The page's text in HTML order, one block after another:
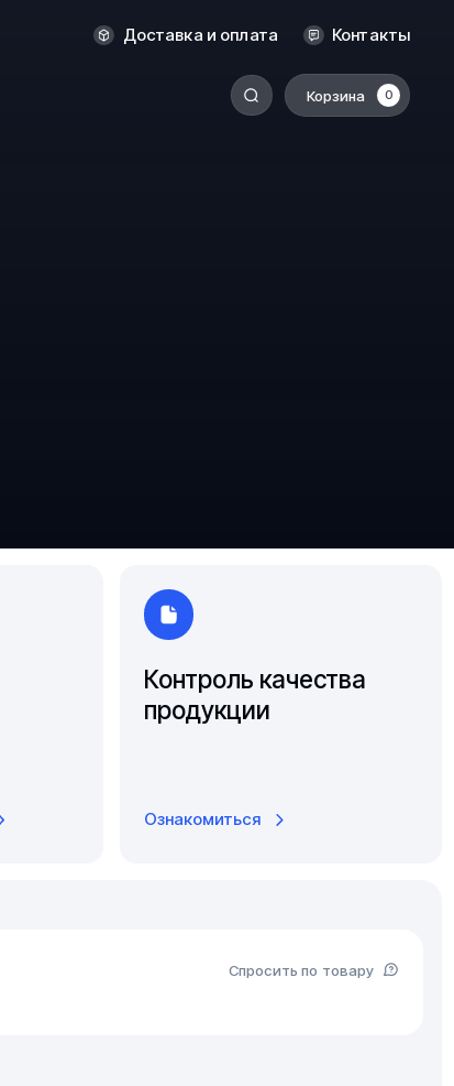
Доставка и оплата Контакты
Корзина 0
Оренбург
Ростов-на-Дону
Контроль качества
продукции
Ознакомиться
Спросить по товару